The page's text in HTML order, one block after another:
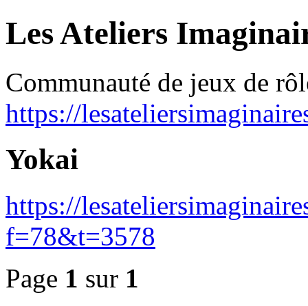
Les Ateliers
Communauté de jeux de
https://
Yokai
https://
f=78&t=3578
Page 1 sur 1